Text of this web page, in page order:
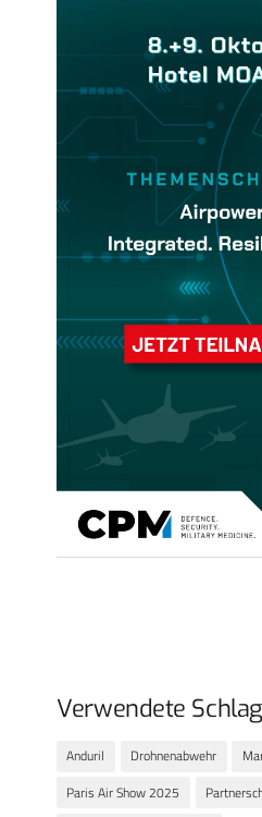
Verwendete
Anduril Drohnenabwehr
Paris Air Show 2025